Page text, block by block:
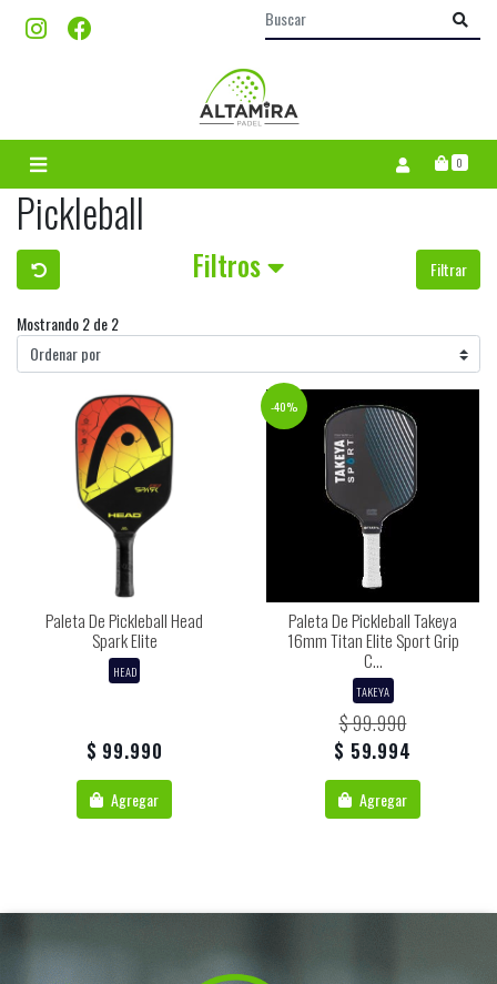
0
Pickleball
Filtros Filtrar
Mostrando 2 de 2
Paleta De Pickleball Head
Spark Elite
HEAD
$ 99.990
Agregar
-40%
Paleta De Pickleball Takeya
16mm Titan Elite Sport Grip
C...
TAKEYA
$ 99.990
$ 59.994
Agregar